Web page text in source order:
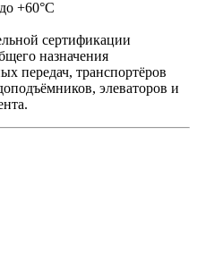
+60°C
сертификации
назначения
передач, транспортёров
элеваторов и